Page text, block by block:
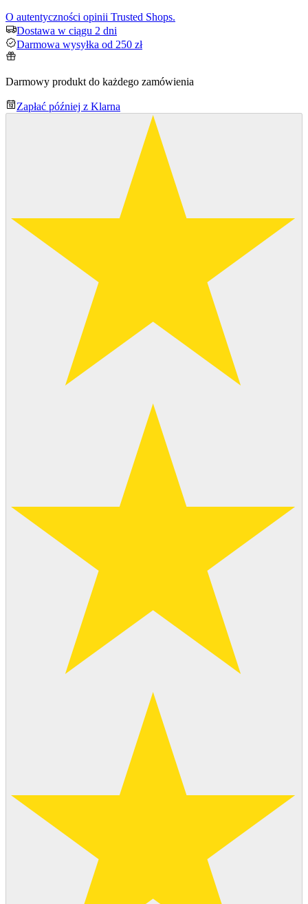
O autentyczności opinii Trusted Shops.
Dostawa w ciągu 2 dni
Darmowa wysyłka od 250 zł
Darmowy produkt do każdego zamówienia
Zapłać później z Klarna